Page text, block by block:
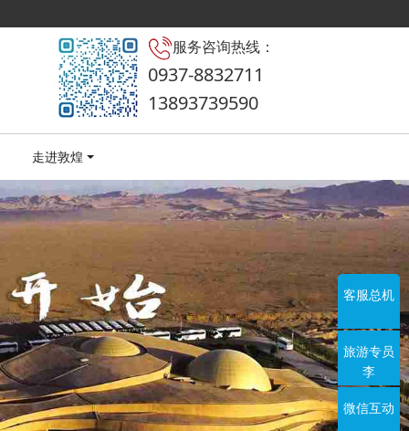
服务咨询热线：
0937-8832711
13893739590
走进敦煌
客服总机
旅游专员
李
微信互动